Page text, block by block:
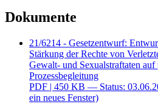
Dokumente
21/6214 - Gesetzentwurf:
Stärkung der Rechte von
Gewalt- und Sexualstraftaten auf
Prozessbegleitung
PDF | 450 KB — Status:
ein neues Fenster)